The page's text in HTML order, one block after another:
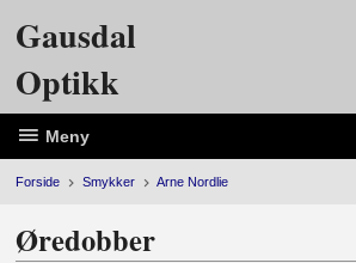
Gausdal
Optikk
Meny
Forside Smykker Arne Nordlie
Øredobber